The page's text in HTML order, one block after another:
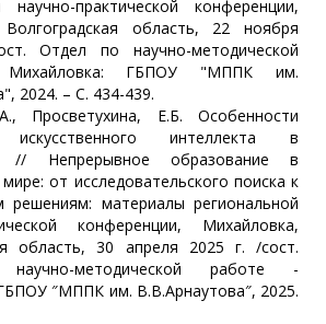
научно-практической конференции,
область, 22 ноября
Отдел по научно-методической
ГБПОУ "МППК им.
2024. – С. 434-439.
Просветухина, Е.Б. Особенности
искусственного интеллекта в
// Непрерывное образование в
от исследовательского поиска к
решениям: материалы региональной
конференции, Михайловка,
область, 30 апреля 2025 г. /сост.
методической работе -
″МППК им. В.В.Арнаутова″, 2025.